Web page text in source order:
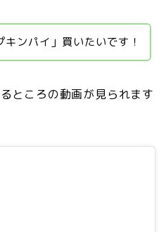
キンパイ」買いたいです！
ところの動画が見られます